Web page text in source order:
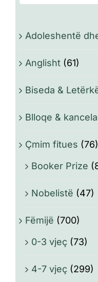
Adoleshentë
Anglisht (61)
Biseda &
Blloqe &
Çmim fitues (76)
Booker Prize
Nobelistë (47)
Fëmijë (700)
0-3 vjeç (73)
4-7 vjeç (299)